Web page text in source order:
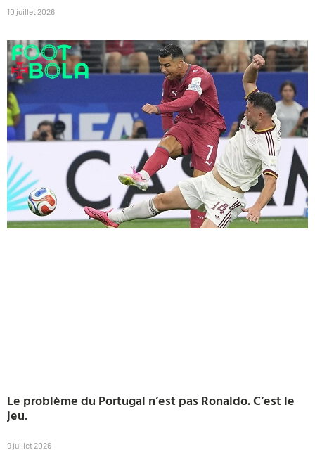
10 juillet 2026
Le problème du Portugal n’est pas Ronaldo. C’est le
jeu.
9 juillet 2026